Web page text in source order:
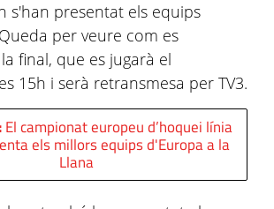
s'han presentat els equips
per veure com es
final, que es jugarà el
15h i serà retransmesa per TV3.
El campionat europeu d’hoquei línia
els millors equips d'Europa a la
Llana